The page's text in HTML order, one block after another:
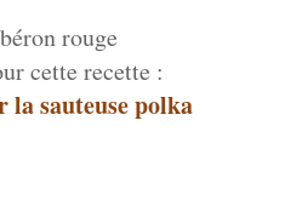
rouge
cette recette :
la sauteuse polka